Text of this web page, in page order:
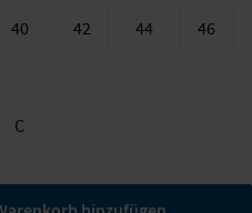
40 42 44 46
C